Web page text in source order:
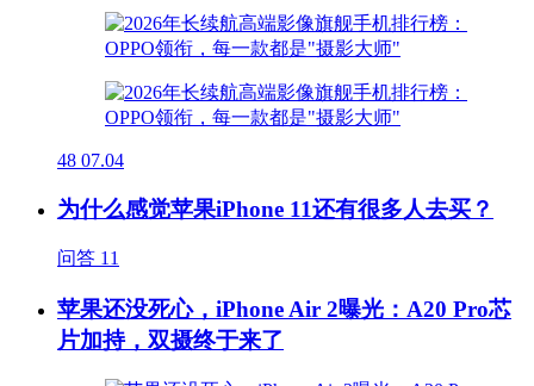
48 07.04
为什么感觉苹果iPhone 11还有很多人去买？
问答 11
苹果还没死心，iPhone Air 2曝光：A20 Pro芯
片加持，双摄终于来了